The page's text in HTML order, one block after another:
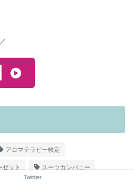
アロマテラピー検定
ゼット スーツカンパニー
Twitter